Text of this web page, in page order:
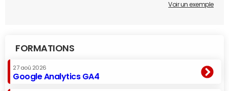
Voir un exemple
FORMATIONS
27 aoû 2026
Google Analytics GA4